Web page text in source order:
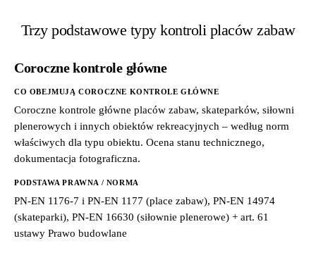
Trzy podstawowe typy kontroli placów zabaw
Coroczne kontrole główne
CO OBEJMUJĄ COROCZNE KONTROLE GŁÓWNE
Coroczne kontrole główne placów zabaw, skateparków, siłowni
plenerowych i innych obiektów rekreacyjnych – według norm
właściwych dla typu obiektu. Ocena stanu technicznego,
dokumentacja fotograficzna.
PODSTAWA PRAWNA / NORMA
PN-EN 1176-7 i PN-EN 1177 (place zabaw), PN-EN 14974
(skateparki), PN-EN 16630 (siłownie plenerowe) + art. 61
ustawy Prawo budowlane